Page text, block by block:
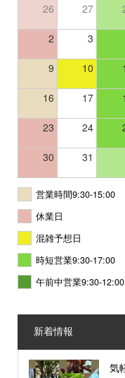
26 27
2 3
9 10
16 17
23 24
30 31
営業時間9:30-15:00
休業日
混雑予想日
時短営業9:30-17:00
午前中営業9:30-12:00
新着情報
気